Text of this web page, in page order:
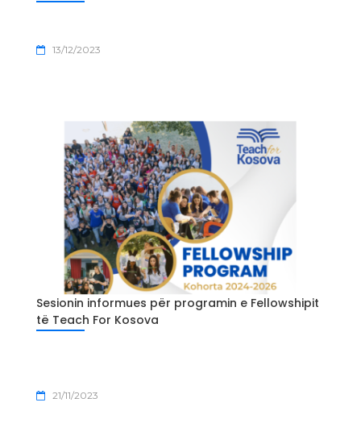
13/12/2023
Sesionin informues për programin e Fellowshipit
të Teach For Kosova
21/11/2023